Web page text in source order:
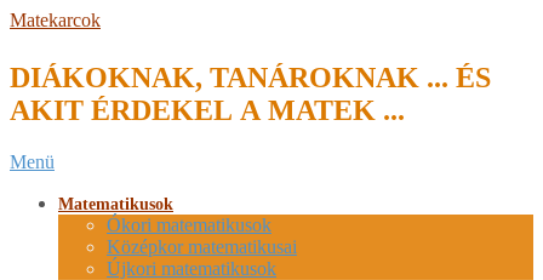
Skip
content
Matekarcok
DIÁKOKNAK, TANÁROKNAK ... ÉS
AKIT ÉRDEKEL A MATEK ...
Secondary
Menu
Menü
Matematikusok
Ókori matematikusok
Középkor matematikusai
Újkori matematikusok